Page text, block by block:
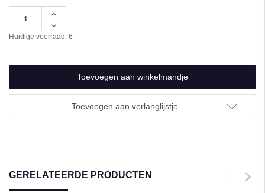
Hoeveelheid
van
undefined
Hoeveelheid
verlagen
van
Huidige voorraad: 6
Toevoegen aan verlanglijstje
GERELATEERDE PRODUCTEN